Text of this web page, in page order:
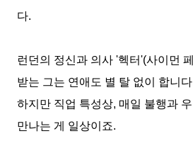
다.
런던의 정신과 의사 '헥터'(사이먼
받는 그는 연애도 별 탈 없이 합니다
하지만 직업 특성상, 매일 불행과
만나는 게 일상이죠.